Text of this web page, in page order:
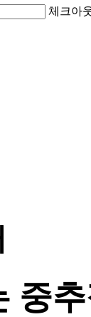
체크아
중